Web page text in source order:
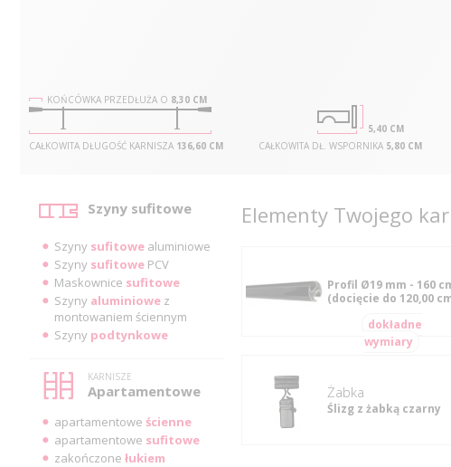
KOŃCÓWKA PRZEDŁUŻA O 8,30 CM
CAŁKOWITA DŁUGOŚĆ KARNISZA 136,60 CM
5,40 CM
CAŁKOWITA DŁ. WSPORNIKA 5,80 CM
Szyny sufitowe
Szyny sufitowe aluminiowe
Szyny sufitowe PCV
Maskownice sufitowe
Szyny aluminiowe z
montowaniem ściennym
Szyny podtynkowe
KARNISZE
Apartamentowe
apartamentowe ścienne
apartamentowe sufitowe
zakończone łukiem
Elementy Twojego
Profil Ø19 mm - 160
(docięcie do 120,00
dokładne
wymiary
Żabka
Ślizg z żabką czarny